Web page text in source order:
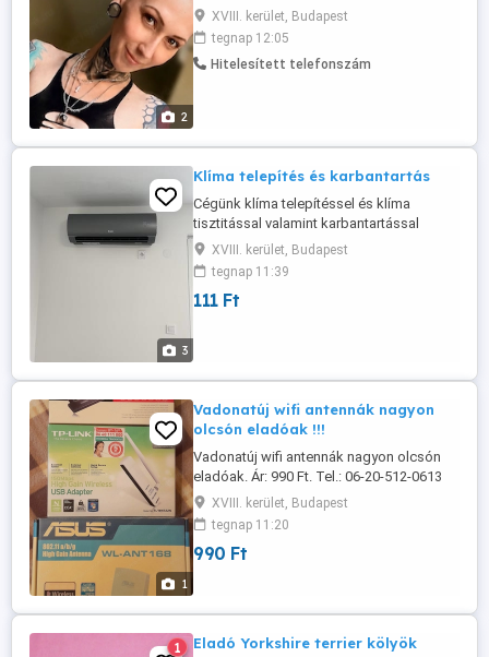
2
lakások,házak,apartmanok,irodák kis és
nagytakarítását. Illetve
stb. Hívjon bizalommal a feltüntett
XVIII. kerület, Budapest
tegnap 12:05
Hitelesített telefonszám
3
Klíma telepítés és karbantartás
Cégünk klíma telepítéssel és klíma
tisztitással valamint karbantartással
foglalkozik. Rövid határidővel és korrekt
árakkal! Kérjen ingyenes helyszíni
felmérést a megadott telefonszámon! Tel:
06 30 596 0210
XVIII. kerület, Budapest
tegnap 11:39
111 Ft
1
Vadonatúj wifi antennák nagyon
olcsón eladóak !!!
Vadonatúj wifi antennák nagyon olcsón
eladóak. Ár: 990 Ft. Tel.: 06-20-512-0613
XVIII. kerület, Budapest
tegnap 11:20
990 Ft
1 Eladó Yorkshire terrier kölyök